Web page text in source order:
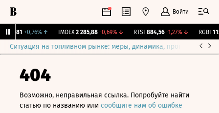
Войти
12,081 +0,76%↑ IMOEX 2 285,88 -0,69%↓ RTSI 884,56 -1,27%↓ RGBI
Ситуация на топливном рынке: меры, динамика, прогнозы
404
Возможно, неправильная ссылка. Попробуйте найти
статью по названию или сообщите нам об ошибке